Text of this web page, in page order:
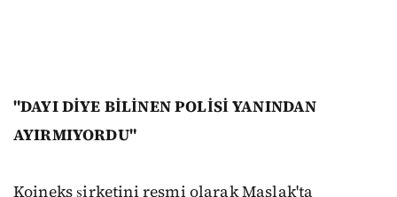
"DAYI DİYE BİLİNEN POLİSİ YANINDAN
AYIRMIYORDU"
Koineks şirketini resmi olarak Maslak'ta